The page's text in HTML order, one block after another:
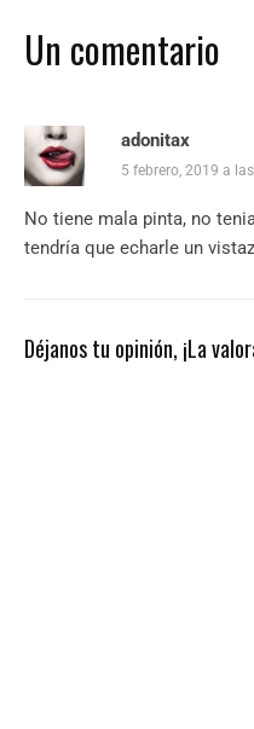
Un comentario
adonitax
5 febrero, 2019 a
No tiene mala pinta, no
tendría que echarle un
Déjanos tu opinión, ¡La